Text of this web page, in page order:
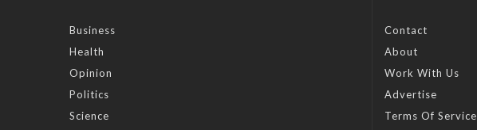
Business
Health
Opinion
Politics
Science
Contact
About
Work With Us
Advertise
Terms Of Service